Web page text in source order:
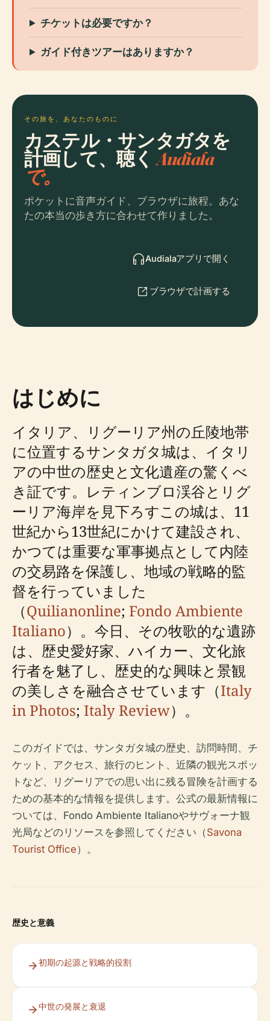
チケットは必要ですか？
ガイド付きツアーはありますか？
その旅を、あなたのものに
カステル・サンタガタを
計画して、聴くAudiala
で。
ポケットに音声ガイド、ブラウザに旅程。あな
たの本当の歩き方に合わせて作りました。
Audialaアプリで開く
ブラウザで計画する
はじめに
イタリア、リグーリア州の丘陵地帯
に位置するサンタガタ城は、イタリ
アの中世の歴史と文化遺産の驚くべ
き証です。レティンブロ渓谷とリグ
ーリア海岸を見下ろすこの城は、11
世紀から13世紀にかけて建設され、
かつては重要な軍事拠点として内陸
の交易路を保護し、地域の戦略的監
督を行っていました
（Quilianonline; Fondo Ambiente
Italiano）。今日、その牧歌的な遺跡
は、歴史愛好家、ハイカー、文化旅
行者を魅了し、歴史的な興味と景観
の美しさを融合させています（Italy
in Photos; Italy Review）。
このガイドでは、サンタガタ城の歴史、訪問時間、チ
ケット、アクセス、旅行のヒント、近隣の観光スポッ
トなど、リグーリアでの思い出に残る冒険を計画する
ための基本的な情報を提供します。公式の最新情報に
ついては、Fondo Ambiente Italianoやサヴォーナ観
光局などのリソースを参照してください（Savona
Tourist Office）。
歴史と意義
初期の起源と戦略的役割
中世の発展と衰退